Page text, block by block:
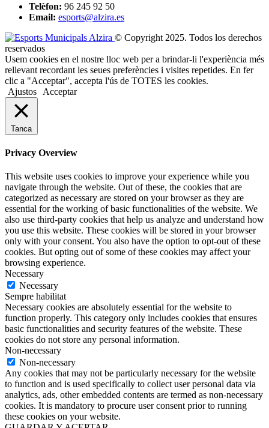
Telèfon: 96 245 92 50
Email: esports@alzira.es
© Copyright 2025. Todos los derechos
reservados
Usem cookies en el nostre lloc web per a brindar-li l'experiència més
rellevant recordant les seues preferències i visites repetides. En fer
clic a "Acceptar", accepta l'ús de TOTES les cookies.
Ajustos
Acceptar
Tanca
Privacy Overview
This website uses cookies to improve your experience while you
navigate through the website. Out of these, the cookies that are
categorized as necessary are stored on your browser as they are
essential for the working of basic functionalities of the website. We
also use third-party cookies that help us analyze and understand how
you use this website. These cookies will be stored in your browser
only with your consent. You also have the option to opt-out of these
cookies. But opting out of some of these cookies may affect your
browsing experience.
Necessary
Necessary
Sempre habilitat
Necessary cookies are absolutely essential for the website to
function properly. This category only includes cookies that ensures
basic functionalities and security features of the website. These
cookies do not store any personal information.
Non-necessary
Non-necessary
Any cookies that may not be particularly necessary for the website
to function and is used specifically to collect user personal data via
analytics, ads, other embedded contents are termed as non-necessary
cookies. It is mandatory to procure user consent prior to running
these cookies on your website.